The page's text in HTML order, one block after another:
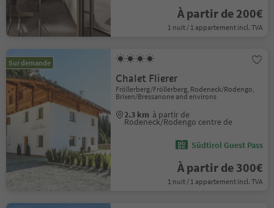
À partir de 200€
1 nuit / 1 appartement incl. TVA
Sur demande
Chalet Flierer
Fröllerberg/Fröllerberg, Rodeneck/Rodengo,
Brixen/Bressanone and environs
2.3 km à partir de
Rodeneck/Rodengo centre de
Südtirol Guest Pass
À partir de 300€
1 nuit / 1 appartement incl. TVA